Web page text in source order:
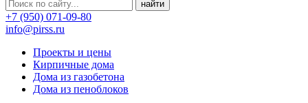
+7 (950) 071-09-80
info@pirss.ru
Проекты и цены
Кирпичные дома
Дома из газобетона
Дома из пеноблоков